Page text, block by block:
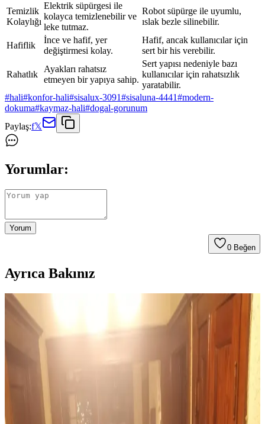
Temizlik
Kolaylığı
Elektrik süpürgesi ile
kolayca temizlenebilir ve
leke tutmaz.
Robot süpürge ile uyumlu,
ıslak bezle silinebilir.
Hafiflik
İnce ve hafif, yer
değiştirmesi kolay.
Hafif, ancak kullanıcılar için
sert bir his verebilir.
Rahatlık
Ayakları rahatsız
etmeyen bir yapıya sahip.
Sert yapısı nedeniyle bazı
kullanıcılar için rahatsızlık
yaratabilir.
#hali#konfor-hali#sisalux-3091#sisaluna-4441#modern-
dokuma#kaymaz-hali#dogal-gorunum
Paylaş:f𝕏
Yorumlar:
Yorum
0 Beğen
Ayrıca Bakınız
Ev Dekorasyonunda Halı Seçimi: Renk Dengesi ve
Uyum Prensipleriyle Mekan Tasarımı
Ev dekorasyonunda halı seçimi, renk dengesi ve desen uyumu ile
Sherwin Williams Cream & Sugar Duvar Rengine
Uyumlu Perde Seçimi ve Ton Çakışması Önleme
Yöntemleri